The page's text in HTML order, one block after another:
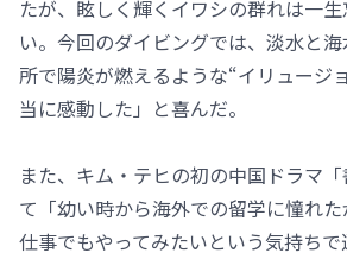
たが、眩しく輝くイワシの群れは一
い。今回のダイビングでは、淡水と
所で陽炎が燃えるような“イリュージ
当に感動した」と喜んだ。
また、キム・テヒの初の中国ドラマ
て「幼い時から海外での留学に憧れ
仕事でもやってみたいという気持ち